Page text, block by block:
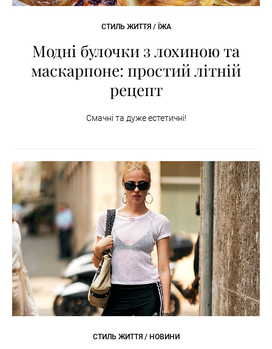
СТИЛЬ ЖИТТЯ / ЇЖА
Модні булочки з лохиною та
маскарпоне: простий літній
рецепт
Смачні та дуже естетичні!
СТИЛЬ ЖИТТЯ / НОВИНИ